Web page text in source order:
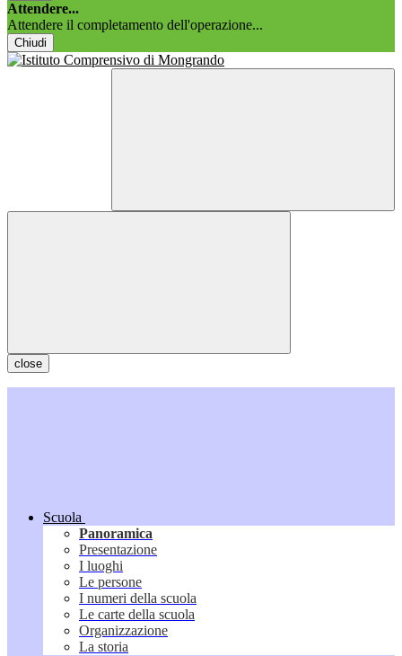
Attendere...
Attendere il completamento dell'operazione...
Chiudi
close
Scuola
Panoramica
Presentazione
I luoghi
Le persone
I numeri della scuola
Le carte della scuola
Organizzazione
La storia